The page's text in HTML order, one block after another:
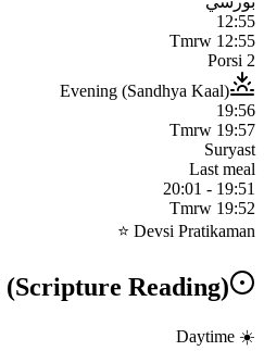
12:55
Tmrw 12:55
2 Porsi
Evening (Sandhya Kaal)
19:56
Tmrw 19:57
Suryast
Last meal
19:51
-
20:01
Tmrw 19:52
Devsi Pratikaman ⭐
Reading)
☀️ Daytime